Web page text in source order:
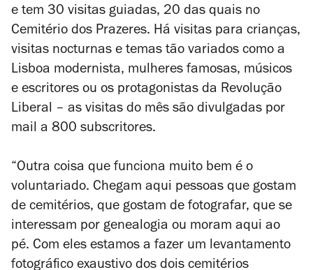
e tem 30 visitas guiadas, 20 das quais no
Cemitério dos Prazeres. Há visitas para crianças,
visitas nocturnas e temas tão variados como a
Lisboa modernista, mulheres famosas, músicos
e escritores ou os protagonistas da Revolução
Liberal – as visitas do mês são divulgadas por
mail a 800 subscritores.
“Outra coisa que funciona muito bem é o
voluntariado. Chegam aqui pessoas que gostam
de cemitérios, que gostam de fotografar, que se
interessam por genealogia ou moram aqui ao
pé. Com eles estamos a fazer um levantamento
fotográfico exaustivo dos dois cemitérios